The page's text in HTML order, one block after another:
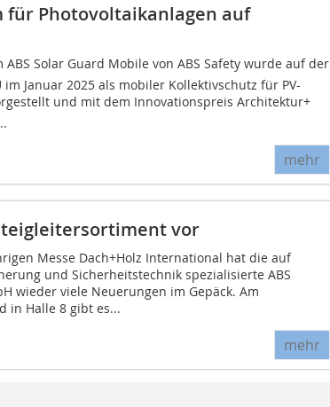
für Photovoltaikanlagen auf
ABS Solar Guard Mobile von ABS Safety wurde auf der
im Januar 2025 als mobiler Kollektivschutz für PV-
und mit dem Innovationspreis Architektur+
mehr
vor
Messe Dach+Holz International hat die auf
und Sicherheitstechnik spezialisierte ABS
wieder viele Neuerungen im Gepäck. Am
in Halle 8 gibt es...
mehr